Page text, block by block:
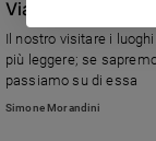
Viaggiare, con
Il nostro visitare i
più leggere; se
passiamo su di essa
Simone Morandini